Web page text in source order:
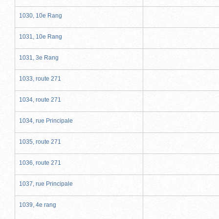
1030, 10e Rang
1031, 10e Rang
1031, 3e Rang
1033, route 271
1034, route 271
1034, rue Principale
1035, route 271
1036, route 271
1037, rue Principale
1039, 4e rang